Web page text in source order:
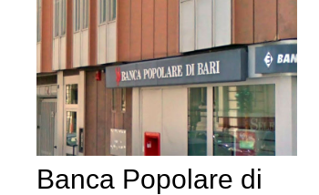
Banca Popolare di